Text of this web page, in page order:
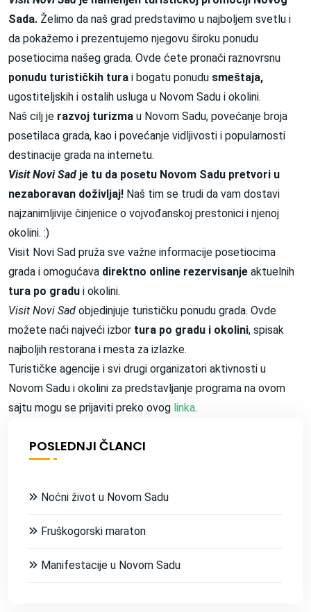
Sada. Želimo da naš grad predstavimo u najboljem svetlu i
da pokažemo i prezentujemo njegovu široku ponudu
posetiocima našeg grada. Ovde ćete pronaći raznovrsnu
ponudu turističkih tura i bogatu ponudu smeštaja,
ugostiteljskih i ostalih usluga u Novom Sadu i okolini.
Naš cilj je razvoj turizma u Novom Sadu, povećanje broja
posetilaca grada, kao i povećanje vidljivosti i popularnosti
destinacije grada na internetu.
Visit Novi Sad je tu da posetu Novom Sadu pretvori u
nezaboravan doživljaj! Naš tim se trudi da vam dostavi
najzanimljivije činjenice o vojvođanskoj prestonici i njenoj
okolini. :)
Visit Novi Sad pruža sve važne informacije posetiocima
grada i omogućava direktno online rezervisanje aktuelnih
tura po gradu i okolini.
Visit Novi Sad objedinjuje turističku ponudu grada. Ovde
možete naći najveći izbor tura po gradu i okolini, spisak
najboljih restorana i mesta za izlazke.
Turističke agencije i svi drugi organizatori aktivnosti u
Novom Sadu i okolini za predstavljanje programa na ovom
sajtu mogu se prijaviti preko ovog linka.
POSLEDNJI ČLANCI
Noćni život u Novom Sadu
Fruškogorski maraton
Manifestacije u Novom Sadu